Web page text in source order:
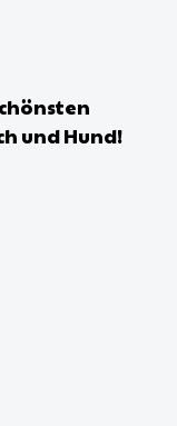
und Hund!